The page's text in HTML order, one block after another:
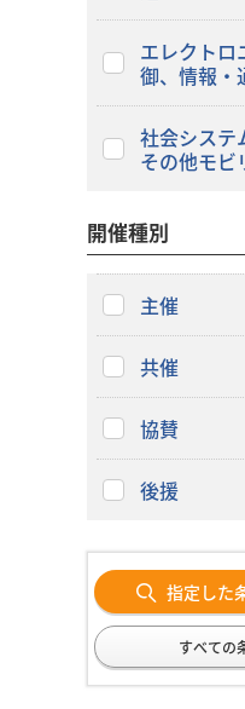
エレクトロ
御、情報
社会システ
その他モビ
開催種別
主催
共催
協賛
後援
指定した
すべての